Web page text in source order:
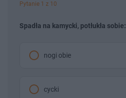
Pytanie 1 z 10
Spadła na kamycki, potłukła sobie:
nogi obie
cycki